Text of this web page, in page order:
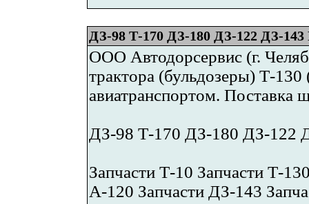
ДЗ-98 Т-170 ДЗ-180 ДЗ-122 ДЗ-
ООО Автодорсервис (г.
трактора (бульдозеры) Т-
авиатранспортом. Поставка
ДЗ-98 Т-170 ДЗ-180 ДЗ-122
Запчасти Т-10 Запчасти Т-
А-120 Запчасти ДЗ-143